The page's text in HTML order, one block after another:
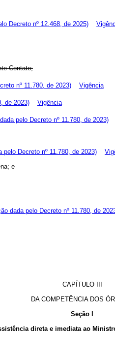
Decreto nº 12.468, de 2025)
Contato;
nº 11.780, de 2023) Vigência
de 2023) Vigência
pelo Decreto nº 11.780, de 2023)
pelo Decreto nº 11.780, de 2023)
e
dada pelo Decreto nº 11.780, de
CAPÍTULO III
DA COMPETÊNCIA DOS
Seção I
direta e imediata ao